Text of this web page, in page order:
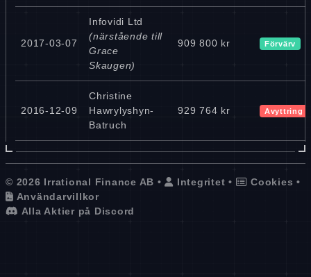
2017-03-07
Infovidi Ltd
(närstående till
Grace
Skaugen)
909 800 kr Förvärv
2016-12-09
Christine
Hawrylyshyn-
Batruch
929 764 kr Avyttring
© 2026 Irrational Finance AB • Integritet • Cookies •
Användarvillkor
Alla Aktier på Discord